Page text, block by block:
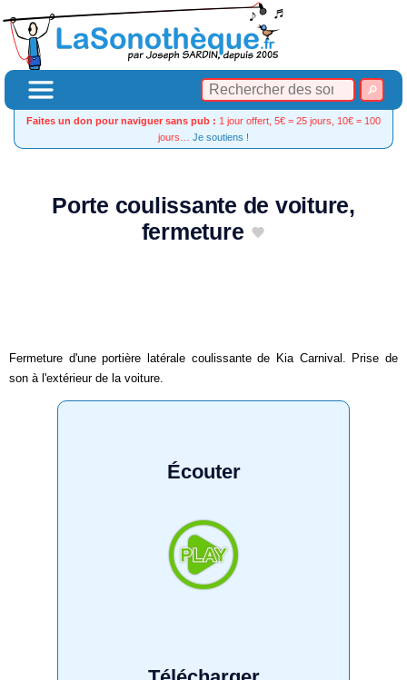
Faites un don pour naviguer sans pub : 1 jour offert, 5€ = 25 jours, 10€ = 100
jours… Je soutiens !
Porte coulissante de voiture,
fermeture
Fermeture d'une portière latérale coulissante de Kia Carnival. Prise de
son à l'extérieur de la voiture.
Écouter